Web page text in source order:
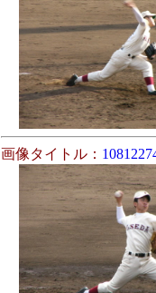
画像タイトル：